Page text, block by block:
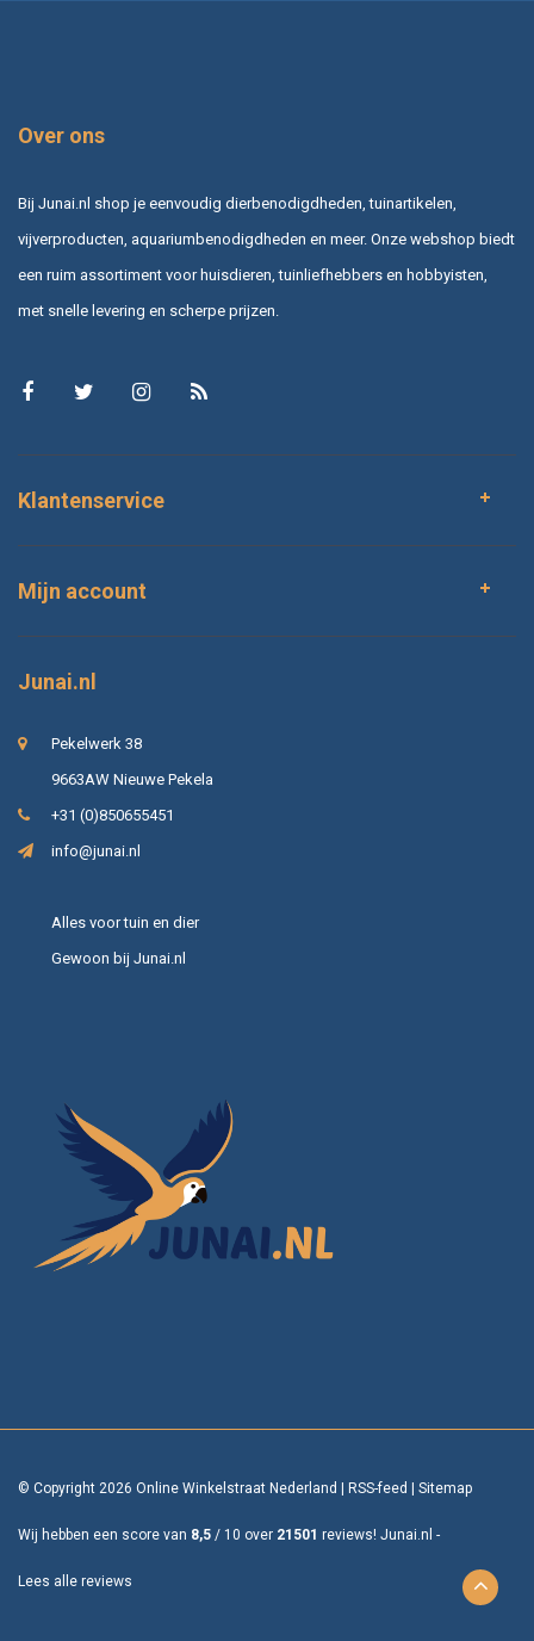
Over ons
Bij Junai.nl shop je eenvoudig dierbenodigdheden, tuinartikelen,
vijverproducten, aquariumbenodigdheden en meer. Onze webshop biedt
een ruim assortiment voor huisdieren, tuinliefhebbers en hobbyisten,
met snelle levering en scherpe prijzen.
Klantenservice
Mijn account
Junai.nl
Pekelwerk 38
9663AW Nieuwe Pekela
+31 (0)850655451
info@junai.nl
Alles voor tuin en dier
Gewoon bij Junai.nl
© Copyright 2026 Online Winkelstraat Nederland RSS-feed Sitemap
Wij hebben een score van 8,5 / 10 over 21501 reviews! Junai.nl -
Lees alle reviews